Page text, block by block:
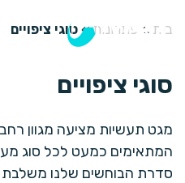
בית » פתרונות» סוגי ציפויים
סוגי ציפויים
מגט תעשיות מציעה מגוון
המתאימים כמעט לכל סוג
סדרת הבוחשים שלנו משלבת